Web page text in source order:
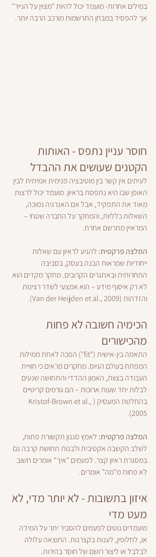
במילים אחרות- מועמד יכול להיות "מצוין על הנייר"
אך להפסיד במבחן התרשמות מורכב הרבה יותר.
חוסר עניין נתפס - האותות
הקטנים שעושים את ההבדל
לעיתים אין קשר בין מוטיבציה פנימית אמיתית לבין
האופן שבו היא נתפסת בראיון. מועמד יכול לרצות
מאוד את התפקיד, אבל אם האנרגיה נמוכה,
השאלות כלליות, והמחקר על החברה שטחי –
המראיין מתרשם אחרת.
המלצה פרקטית: להגיע לראיון עם שאלות
ייחודיות שמראות הבנה בעסק, בסביבה
התחרותית ובאתגרים הקרובים. מחקר מקדים הוא
לא רק איסוף מידע – הוא אמצעי לשדר רצינות
והזדהות (Van der Heijden et al., 2009).
הכימיה חשובה לא פחות
מהכישורים
התאמה בין-אישית ("fit") הפכה לאחת ממילות
המפתח בעולם הגיוס. מחקרים מראים כי חוויית
העבודה בצוות, האמון ההדדי והתחושה שנעים
לבלות יחד שעות ארוכות – הם גורמים קריטיים
בהחלטת המעסיק (Kristof-Brown et al.,
2005).
המלצה פרקטית: לאמץ סגנון תקשורת פתוח,
לשלב הקשבה אקטיבית ולבנות תחושת קרבה גם
במסגרת ראיון קצר. לפעמים "איך" אומרים חשוב
לא פחות מ"מה" אומרים.
איזון בתשובות - לא יותר מדי, לא
מעט מדי
מועמדים נוטים לפעמים להסביר יתר על המידה
או, לחלופין, לענות בקצרנות. התוצאה עלולה
לבלבל או ליצור רושם של חוסר בהירות.